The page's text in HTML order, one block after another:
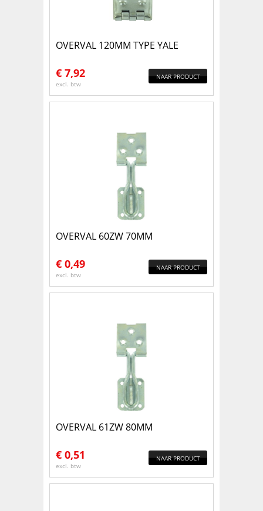
OVERVAL 120MM TYPE YALE
€ 7,92
excl. btw
NAAR PRODUCT
OVERVAL 60ZW 70MM
€ 0,49
excl. btw
NAAR PRODUCT
OVERVAL 61ZW 80MM
€ 0,51
excl. btw
NAAR PRODUCT